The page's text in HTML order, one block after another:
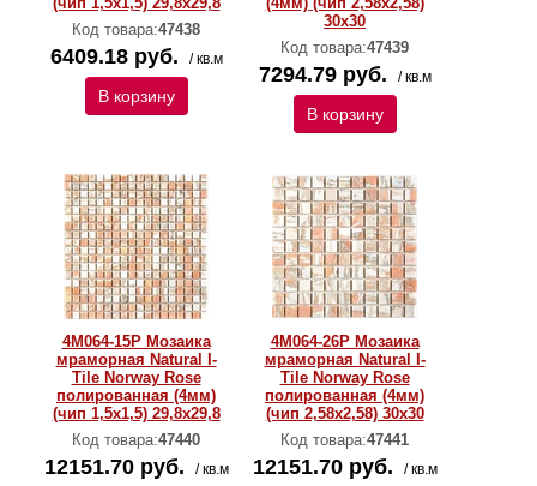
Код товара:47438
6409.18 руб. / кв.м
В корзину
30х30
Код товара:47439
7294.79 руб. / кв.м
В корзину
4M064-15P Мозаика
мраморная Natural I-
Тilе Norway Rose
полированная (4мм)
(чип 1,5x1,5) 29,8х29,8
Код товара:47440
12151.70 руб. / кв.м
4M064-26P Мозаика
мраморная Natural I-
Тilе Norway Rose
полированная (4мм)
(чип 2,58х2,58) 30х30
Код товара:47441
12151.70 руб. / кв.м